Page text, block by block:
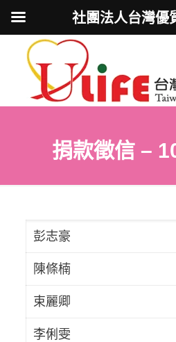
捐款徵信 –
彭志豪
陳條楠
束麗卿
李俐雯
社團法人台灣優